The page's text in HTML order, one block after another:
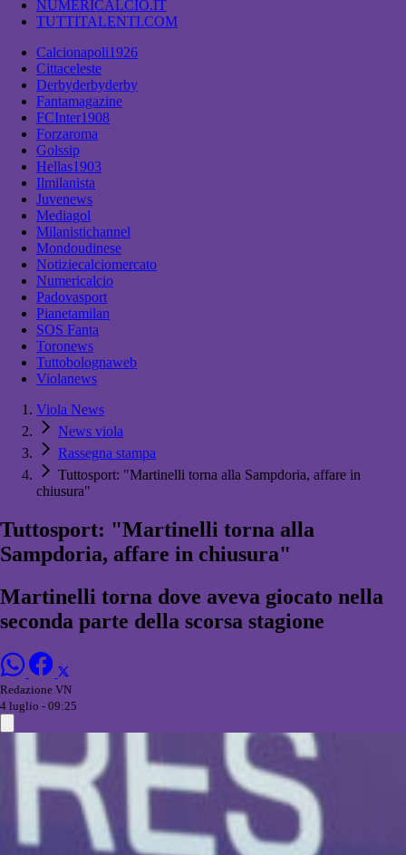
NUMERICALCIO.IT
TUTTITALENTI.COM
Calcionapoli1926
Cittaceleste
Derbyderbyderby
Fantamagazine
FCInter1908
Forzaroma
Golssip
Hellas1903
Ilmilanista
Juvenews
Mediagol
Milanistichannel
Mondoudinese
Notiziecalciomercato
Numericalcio
Padovasport
Pianetamilan
SOS Fanta
Toronews
Tuttobolognaweb
Violanews
Viola News
News viola
Rassegna stampa
Tuttosport: "Martinelli torna alla Sampdoria, affare in
chiusura"
Tuttosport: "Martinelli torna alla
Sampdoria, affare in chiusura"
Martinelli torna dove aveva giocato nella
seconda parte della scorsa stagione
Redazione VN
4 luglio - 09:25